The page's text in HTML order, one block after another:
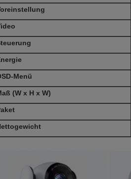
Menü
(W x H x W)